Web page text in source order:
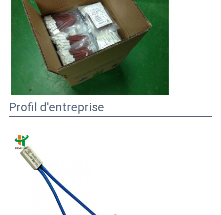
Profil d'entreprise